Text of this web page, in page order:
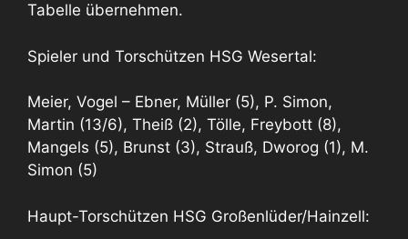
Tabelle übernehmen.
Spieler und Torschützen HSG Wesertal:
Meier, Vogel – Ebner, Müller (5), P. Simon,
Martin (13/6), Theiß (2), Tölle, Freybott (8),
Mangels (5), Brunst (3), Strauß, Dworog (1), M.
Simon (5)
Haupt-Torschützen HSG Großenlüder/Hainzell: